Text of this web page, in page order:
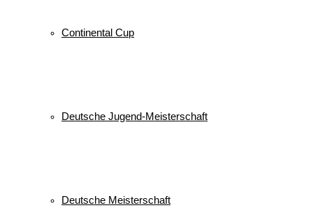
Continental Cup
Deutsche Jugend-Meisterschaft
Deutsche Meisterschaft